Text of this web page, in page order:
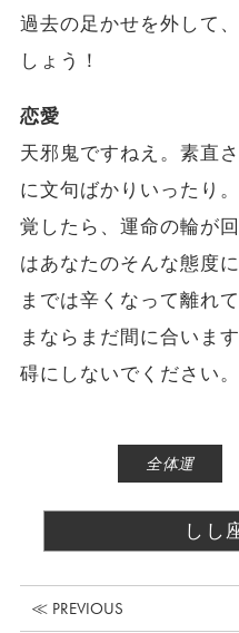
過去の足かせを外して
しょう！
恋愛
天邪鬼ですねえ。素直
に文句ばかりいったり
覚したら、運命の輪が
はあなたのそんな態度
までは辛くなって離れ
まならまだ間に合いま
碍にしないでください。
全体運
しし
≪ PREVIOUS